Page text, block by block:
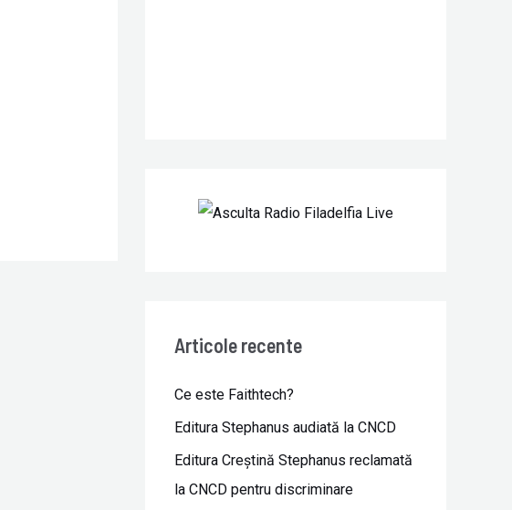
Articole recente
Ce este Faithtech?
Editura Stephanus audiată la CNCD
Editura Creștină Stephanus reclamată
la CNCD pentru discriminare